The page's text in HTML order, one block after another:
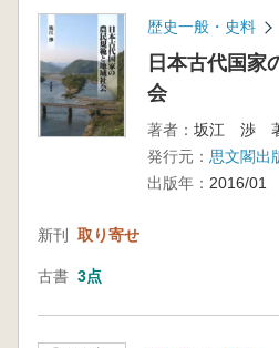
歴史一般・史料
日本古代国家
会
著者： 坂江 渉
発行元： 思文閣出
出版年： 2016/01
新刊 取り寄せ
古書 3点